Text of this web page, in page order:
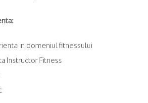
in domeniul fitnessului
Instructor Fitness